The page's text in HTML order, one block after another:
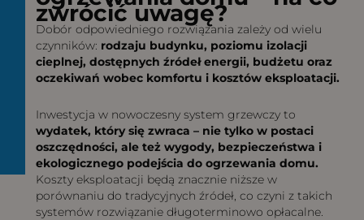
zwrócić uwagę?
Dobór odpowiedniego rozwiązania zależy od wielu
czynników: rodzaju budynku, poziomu izolacji
cieplnej, dostępnych źródeł energii, budżetu oraz
oczekiwań wobec komfortu i kosztów eksploatacji.
Inwestycja w nowoczesny system grzewczy to
wydatek, który się zwraca – nie tylko w postaci
oszczędności, ale też wygody, bezpieczeństwa i
ekologicznego podejścia do ogrzewania domu.
Koszty eksploatacji będą znacznie niższe w
porównaniu do tradycyjnych źródeł, co czyni z takich
systemów rozwiązanie długoterminowo opłacalne.